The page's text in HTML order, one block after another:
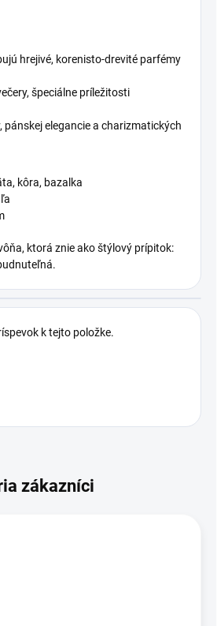
hrejivé, korenisto-drevité parfémy
špeciálne príležitosti
pánskej elegancie a charizmatických
kôra, bazalka
ktorá znie ako štýlový prípitok:
k tejto položke.